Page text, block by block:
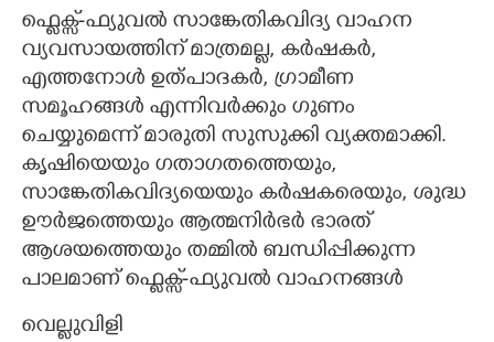
ഫ്ലെക്സ്-ഫ്യുവൽ സാങ്കേതികവിദ്യ വാഹന
വ്യവസായത്തിന് മാത്രമല്ല, കർഷകർ,
എത്തനോൾ ഉത്പാദകർ, ഗ്രാമീണ
സമൂഹങ്ങൾ എന്നിവർക്കും ഗുണം
ചെയ്യുമെന്ന് മാരുതി സുസുക്കി വ്യക്തമാക്കി.
കൃഷിയെയും ഗതാഗതത്തെയും,
സാങ്കേതികവിദ്യയെയും കർഷകരെയും, ശുദ്ധ
ഊർജത്തെയും ആത്മനിർഭർ ഭാരത്
ആശയത്തെയും തമ്മിൽ ബന്ധിപ്പിക്കുന്ന
പാലമാണ് ഫ്ലെക്സ്-ഫ്യുവൽ വാഹനങ്ങൾ
വെല്ലുവിളി